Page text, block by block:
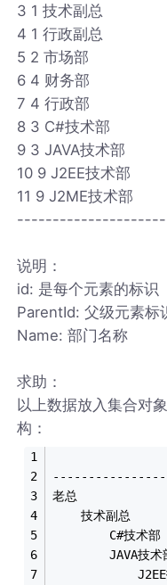
3 1 技术副总
4 1 行政副总
5 2 市场部
6 4 财务部
7 4 行政部
8 3 C#技术部
9 3 JAVA技术部
10 9 J2EE技术部
11 9 J2ME技术部
说明：
id: 是每个元素的标识
ParentId: 父级元素标
Name: 部门名称
求助：
以上数据放入集合对
构：
老总
    技术副总
        C#技术部
JAVA技术
J2EE